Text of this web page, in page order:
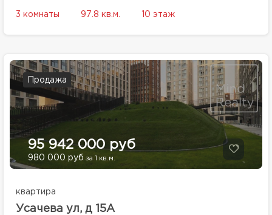
3 комнаты 97.8 кв.м. 10 этаж
Продажа
95 942 000 руб
980 000 руб за 1 кв.м.
квартира
Усачева ул, д 15А